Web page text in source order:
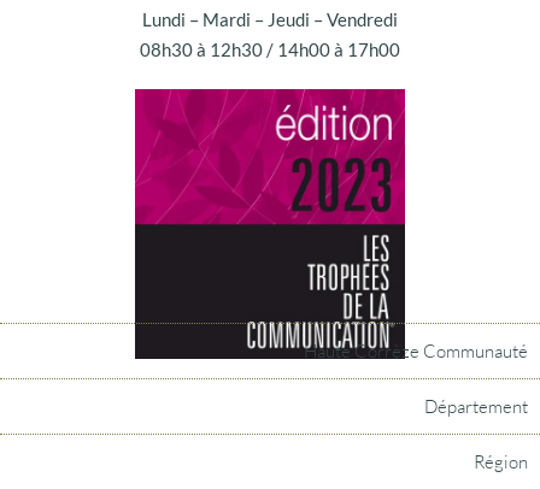
Lundi – Mardi – Jeudi – Vendredi
08h30 à 12h30 / 14h00 à 17h00
Haute Corrèze Communauté
Département
Région